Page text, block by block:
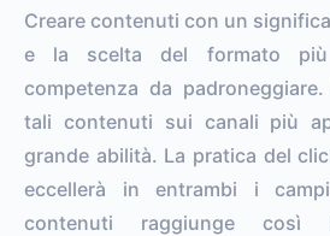
Creare contenuti con un
e la scelta del formato
competenza da
tali contenuti sui canali più
grande abilità. La pratica del
eccellerà in entrambi i
contenuti raggiunge così